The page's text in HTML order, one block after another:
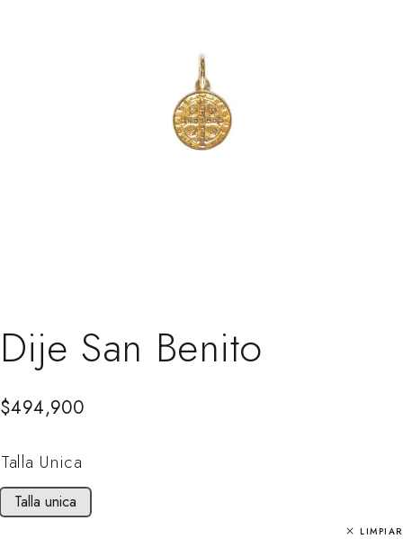
Dije San Benito
$494,900
Talla Unica
Talla unica
LIMPIAR